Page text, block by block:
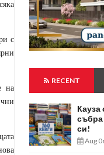
с
на
RECENT
Кауза
събра
си!
Aug